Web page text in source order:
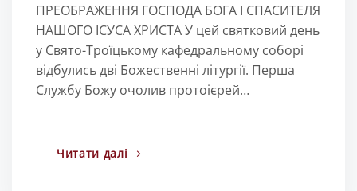
ПРЕОБРАЖЕННЯ ГОСПОДА БОГА І СПАСИТЕЛЯ
НАШОГО ІСУСА ХРИСТА У цей святковий день
у Свято-Троїцькому кафедральному соборі
відбулись дві Божественні літургії. Перша
Службу Божу очолив протоієрей…
Читати далі